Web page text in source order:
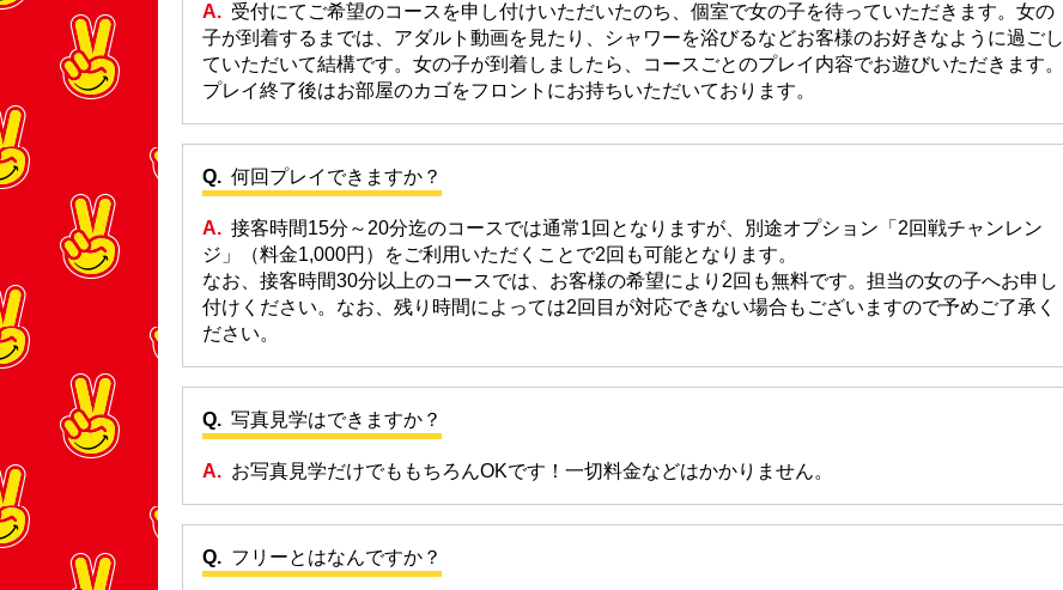
受付にてご希望のコースを申し付けいただいたのち、個室で女の子を待っていただきます。女の
子が到着するまでは、アダルト動画を見たり、シャワーを浴びるなどお客様のお好きなように過ごし
ていただいて結構です。女の子が到着しましたら、コースごとのプレイ内容でお遊びいただきます。
プレイ終了後はお部屋のカゴをフロントにお持ちいただいております。
何回プレイできますか？
接客時間15分～20分迄のコースでは通常1回となりますが、別途オプション「2回戦チャンレン
ジ」（料金1,000円）をご利用いただくことで2回も可能となります。
なお、接客時間30分以上のコースでは、お客様の希望により2回も無料です。担当の女の子へお申し
付けください。なお、残り時間によっては2回目が対応できない場合もございますので予めご了承く
ださい。
写真見学はできますか？
お写真見学だけでももちろんOKです！一切料金などはかかりません。
フリーとはなんですか？